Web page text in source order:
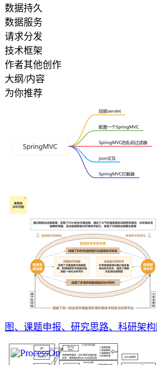
数据持久
数据服务
请求分发
技术框架
作者其他创作
大纲/内容
为你推荐
图、课题申报、研究思路、科研架构